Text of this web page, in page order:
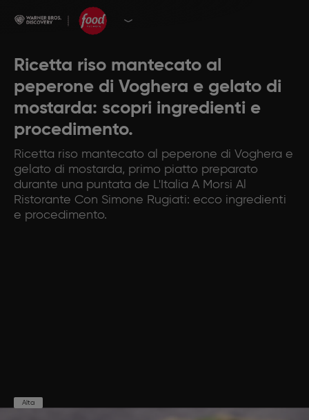
Ricetta riso mantecato al
peperone di Voghera e gelato di
mostarda: scopri ingredienti e
procedimento.
Ricetta riso mantecato al peperone di Voghera e
gelato di mostarda, primo piatto preparato
durante una puntata de L'Italia A Morsi Al
Ristorante Con Simone Rugiati: ecco ingredienti
e procedimento.
Alta